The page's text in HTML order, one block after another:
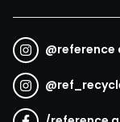
@reference
@